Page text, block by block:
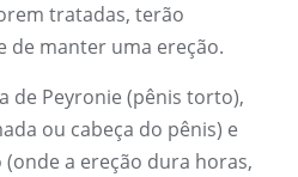
tratadas, terão
de manter uma ereção.
de Peyronie (pênis torto),
ou cabeça do pênis) e
a ereção dura horas,